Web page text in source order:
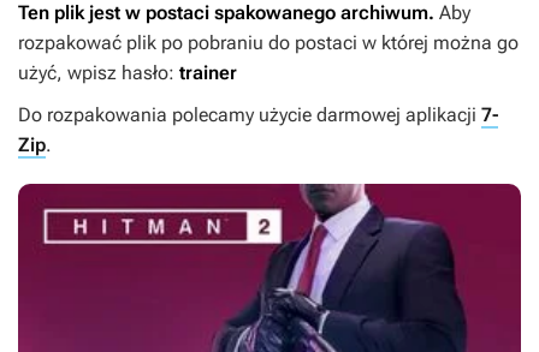
Ten plik jest w postaci spakowanego archiwum. Aby
rozpakować plik po pobraniu do postaci w której można go
użyć, wpisz hasło: trainer
Do rozpakowania polecamy użycie darmowej aplikacji 7-
Zip.